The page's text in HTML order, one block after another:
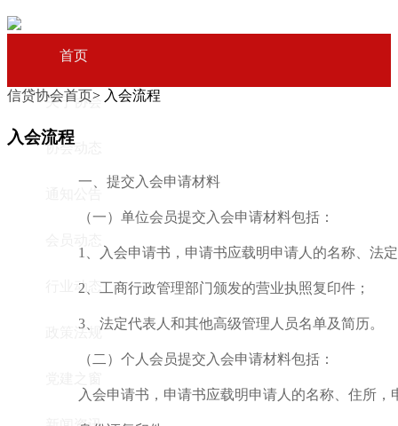
首页
关于协会
协会动态
行业动态
政策法规
信贷协会首页> 入会流程
入会流程
一、提交入会申请材料
（一）单位会员提交入会申请材料包括：
1、入会申请书，申请书应载明申请人的名称、法
2、工商行政管理部门颁发的营业执照复印件；
3、法定代表人和其他高级管理人员名单及简历。
（二）个人会员提交入会申请材料包括：
入会申请书，申请书应载明申请人的名称、住所